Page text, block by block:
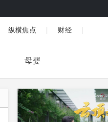
纵横焦点 财经
母婴